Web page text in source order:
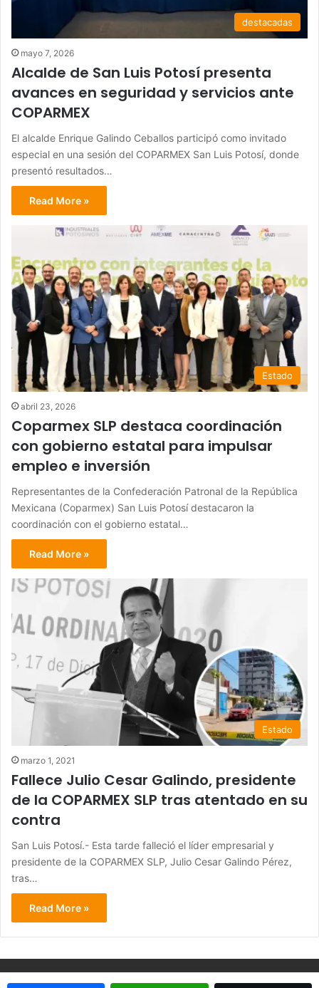
destacadas
mayo 7, 2026
Alcalde de San Luis Potosí presenta
avances en seguridad y servicios ante
COPARMEX
El alcalde Enrique Galindo Ceballos participó como invitado
especial en una sesión del COPARMEX San Luis Potosí, donde
presentó resultados…
Read More »
Estado
abril 23, 2026
Coparmex SLP destaca coordinación
con gobierno estatal para impulsar
empleo e inversión
Representantes de la Confederación Patronal de la República
Mexicana (Coparmex) San Luis Potosí destacaron la
coordinación con el gobierno estatal…
Read More »
Estado
marzo 1, 2021
Fallece Julio Cesar Galindo, presidente
de la COPARMEX SLP tras atentado en su
contra
San Luis Potosí.- Esta tarde falleció el líder empresarial y
presidente de la COPARMEX SLP, Julio Cesar Galindo Pérez,
tras…
Read More »
© Copyright 2026, Todos los derechos reservados - Metrópoli